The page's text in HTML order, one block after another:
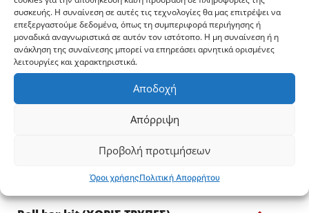
συσκευής. Η συναίνεση σε αυτές τις τεχνολογίες θα μας επιτρέψει να
επεξεργαστούμε δεδομένα, όπως τη συμπεριφορά περιήγησης ή
μοναδικά αναγνωριστικά σε αυτόν τον ιστότοπο. Η μη συναίνεση ή η
ανάκληση της συναίνεσης μπορεί να επηρεάσει αρνητικά ορισμένες
λειτουργίες και χαρακτηριστικά.
Αποδοχή
Απόρριψη
Προβολή προτιμήσεων
Όροι χρήσηςΠολιτική Απορρήτου
2287.8$